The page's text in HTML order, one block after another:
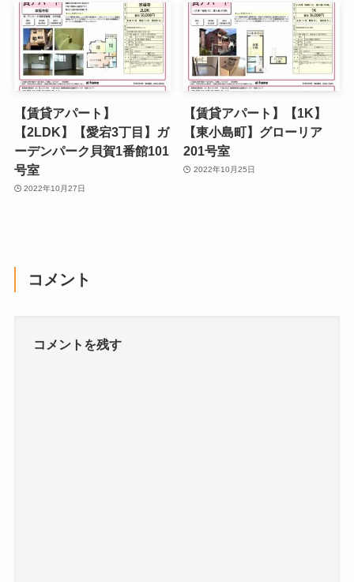
【賃貸アパート】
【2LDK】【愛宕3丁目】ガ
ーデンパーク貝賀1番館101
号室
2022年10月27日
【賃貸アパート】【1K】
【東小島町】グローリア
201号室
2022年10月25日
コメント
コメントを残す